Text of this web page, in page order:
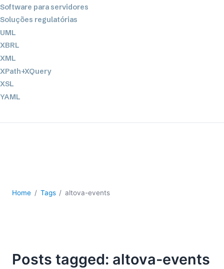
Software para servidores
Soluções regulatórias
UML
XBRL
XML
XPath+XQuery
XSL
YAML
2020
2015
Home Tags altova-events
Posts tagged: altova-events